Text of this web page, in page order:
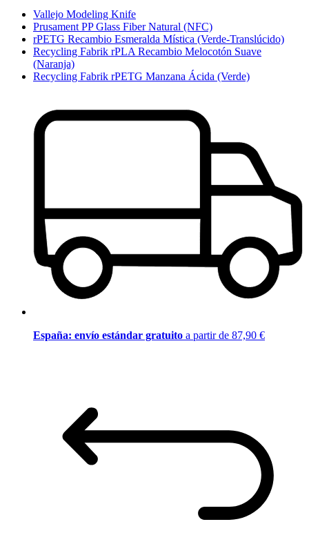
Vallejo Modeling Knife
Prusament PP Glass Fiber Natural (NFC)
rPETG Recambio Esmeralda Mística (Verde-Translúcido)
Recycling Fabrik rPLA Recambio Melocotón Suave
(Naranja)
Recycling Fabrik rPETG Manzana Ácida (Verde)
España: envío estándar gratuito a partir de 87,90 €